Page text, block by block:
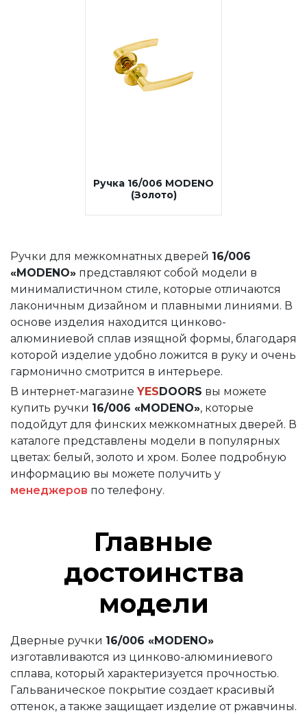
Ручки "Стандарт" (круглая розетка)
Ручки "Стандарт" (фигурная розетка)
Сантехнические завертки
Фурнитура для финских дверей
Замок 2014 без ответной части «MODENO»
Замок 2018 без ответной части «MODENO»
Ручка 16/006 «MODENO»
Ручка 16/006 MODENO (Золото)
Завертка WC «MODENO»
Заглушка 027 «MODENO»
Ключевина 016 «MODENO»
Ключевина 016 PZ «MODENO»
Механизмы для раздвижных и складных дверей
Прочее (доводчики, ограничители)
Ручка 16/006 MODENO
(Золото)
Ручки для межкомнатных дверей 16/006
«MODENO» представляют собой модели в
минималистичном стиле, которые отличаются
лаконичным дизайном и плавными линиями. В
основе изделия находится цинково-
алюминиевой сплав изящной формы, благодаря
которой изделие удобно ложится в руку и очень
гармонично смотрится в интерьере.
В интернет-магазине YESDOORS вы можете
купить ручки 16/006 «MODENO», которые
подойдут для финских межкомнатных дверей. В
каталоге представлены модели в популярных
цветах: белый, золото и хром. Более подробную
информацию вы можете получить у
менеджеров по телефону.
Главные
достоинства
модели
Дверные ручки 16/006 «MODENO»
изготавливаются из цинково-алюминиевого
сплава, который характеризуется прочностью.
Гальваническое покрытие создает красивый
оттенок, а также защищает изделие от ржавчины.